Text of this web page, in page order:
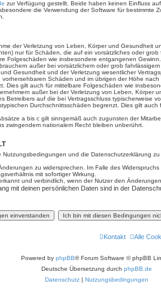
zur Verfügung gestellt. Beide haben keinen Einfluss
die Verwendung der Software für bestimmte
der Verletzung von Leben, Körper und Gesundheit
nur für Schäden, die auf ein vorsätzliches oder
Folgeschäden wie insbesondere entgangenen Gewinn.
außer bei vorsätzlichem oder grob
Gesundheit und der Verletzung wesentlicher
vorhersehbaren Schäden und im übrigen der Höhe
Dies gilt auch für mittelbare Folgeschäden wie
außer bei der Verletzung von Leben, Körper
Betreibers auf die bei Vertragsschluss typischerweise
Durchschnittsschäden begrenzt. Dies gilt
a bis c gilt sinngemäß auch zugunsten der
zwingendem nationalem Recht bleiben unberührt.
Nutzungsbedingungen und die Datenschutzerklärung
zu widersprechen. Im Falle des
mit sofortiger Wirkung.
und verbindlich, wenn der Nutzer den
mit deinen persönlichen Daten sind in der
Alle
Kontakt
Powered by phpBB® Forum Software © phpBB
Deutsche Übersetzung durch phpBB.de
Datenschutz | Nutzungsbedingungen